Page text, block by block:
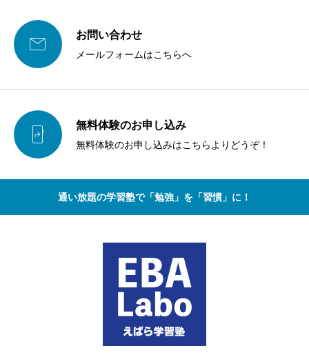
 お問い合わせ
メールフォームはこちらへ
 無料体験のお申し込み
無料体験のお申し込みはこちらよりどうぞ！
通い放題の学習塾で「勉強」を「習慣」に！